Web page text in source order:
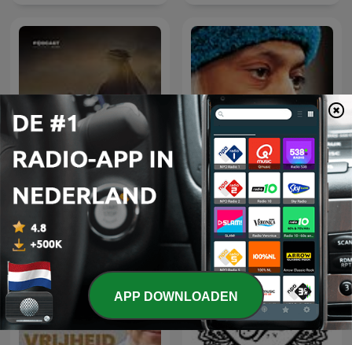
عمر Osho Hindi Podcast
APP DOWNLOADEN